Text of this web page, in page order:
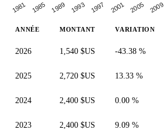
1981 1985 1989 1993 1997 2001 2005 2009
ANNÉE MONTANT VARIATION
2026 1,540 $US -43.38 %
2025 2,720 $US 13.33 %
2024 2,400 $US 0.00 %
2023 2,400 $US 9.09 %